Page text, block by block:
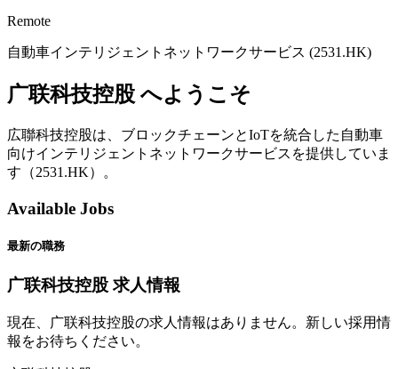
Remote
自動車インテリジェントネットワークサービス (2531.HK)
广联科技控股 へようこそ
広聯科技控股は、ブロックチェーンとIoTを統合した自動車
向けインテリジェントネットワークサービスを提供していま
す（2531.HK）。
Available Jobs
最新の職務
广联科技控股 求人情報
現在、广联科技控股の求人情報はありません。新しい採用情
報をお待ちください。